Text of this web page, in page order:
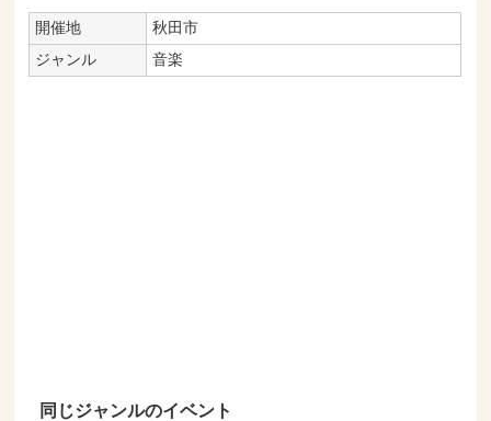
開催地
秋田市
ジャンル
音楽
同じジャンルのイベント